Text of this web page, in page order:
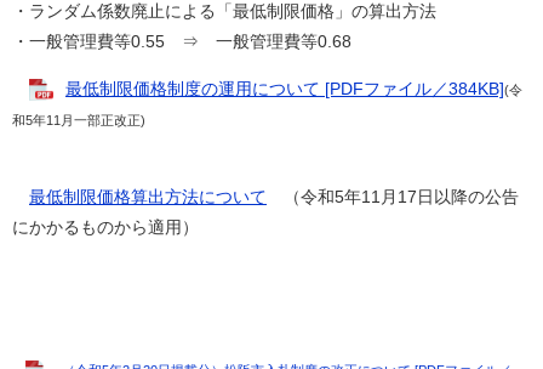
・ランダム係数廃止による「最低制限価格」の算出方法
・一般管理費等0.55 ⇒ 一般管理費等0.68
最低制限価格制度の運用について [PDFファイル／384KB](令
和5年11月一部正改正)
最低制限価格算出方法について （令和5年11月17日以降の公告
にかかるものから適用）